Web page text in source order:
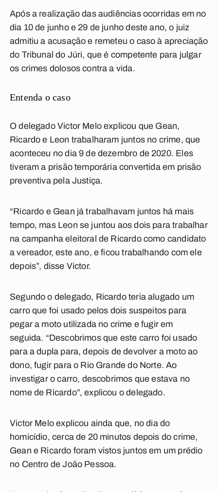
Após a realização das audiências ocorridas em no
dia 10 de junho e 29 de junho deste ano, o juiz
admitiu a acusação e remeteu o caso à apreciação
do Tribunal do Júri, que é competente para julgar
os crimes dolosos contra a vida.
Entenda o caso
O delegado Victor Melo explicou que Gean,
Ricardo e Leon trabalharam juntos no crime, que
aconteceu no dia 9 de dezembro de 2020. Eles
tiveram a prisão temporária convertida em prisão
preventiva pela Justiça.
“Ricardo e Gean já trabalhavam juntos há mais
tempo, mas Leon se juntou aos dois para trabalhar
na campanha eleitoral de Ricardo como candidato
a vereador, este ano, e ficou trabalhando com ele
depois”, disse Victor.
Segundo o delegado, Ricardo teria alugado um
carro que foi usado pelos dois suspeitos para
pegar a moto utilizada no crime e fugir em
seguida. “Descobrimos que este carro foi usado
para a dupla para, depois de devolver a moto ao
dono, fugir para o Rio Grande do Norte. Ao
investigar o carro, descobrimos que estava no
nome de Ricardo”, explicou o delegado.
Victor Melo explicou ainda que, no dia do
homicídio, cerca de 20 minutos depois do crime,
Gean e Ricardo foram vistos juntos em um prédio
no Centro de João Pessoa.